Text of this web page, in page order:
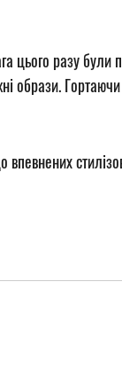
разу були
образи.
впевнених